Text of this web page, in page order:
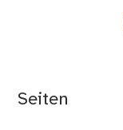
Seiten